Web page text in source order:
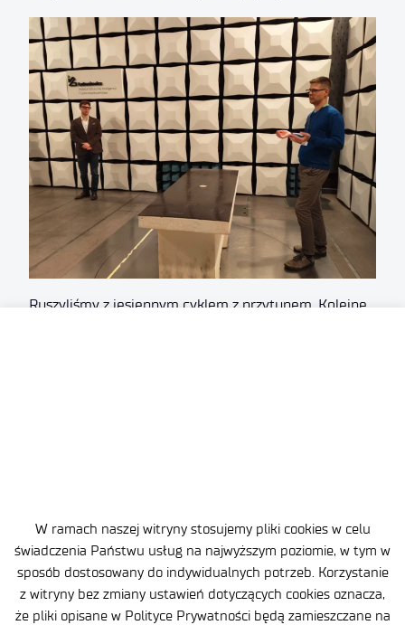
W ramach naszej witryny stosujemy pliki cookies w celu
świadczenia Państwu usług na najwyższym poziomie, w tym w
sposób dostosowany do indywidualnych potrzeb. Korzystanie
z witryny bez zmiany ustawień dotyczących cookies oznacza,
że pliki opisane w Polityce Prywatności będą zamieszczane na
Ruszyliśmy z jesiennym cyklem z przytupem. Kolejne
Zobacz pozostałe aktualności